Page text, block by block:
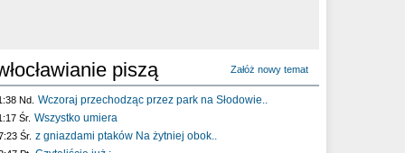
piszą Załóż nowy temat
Nd. Wczoraj przechodząc przez park na Słodowie..
Śr. Wszystko umiera
Śr. z gniazdami ptaków Na żytniej obok..